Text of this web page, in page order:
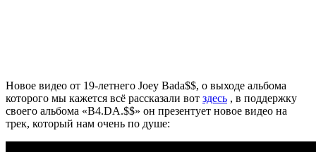
Новое видео от 19-летнего Joey Bada$$, о выходе альбома
которого мы кажется всё рассказали вот здесь , в поддержку
своего альбома «B4.DA.$$» он презентует новое видео на
трек, который нам очень по душе: